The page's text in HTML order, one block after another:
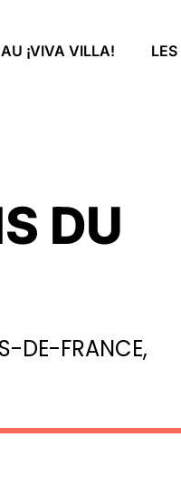
¡VIVA VILLA!
DU
DE-FRANCE,